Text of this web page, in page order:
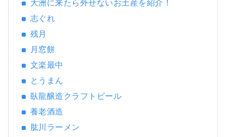
大洲に来たら外せないお土産を紹介！
志ぐれ
残月
月窓餅
文楽最中
とうまん
臥龍醸造クラフトビール
養老酒造
肱川ラーメン